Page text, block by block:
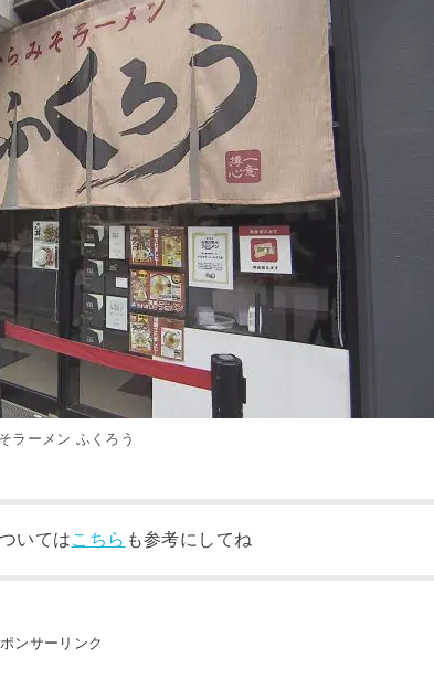
ラーメン ふくろう
いてはこちら も参考にしてね
ンサーリンク